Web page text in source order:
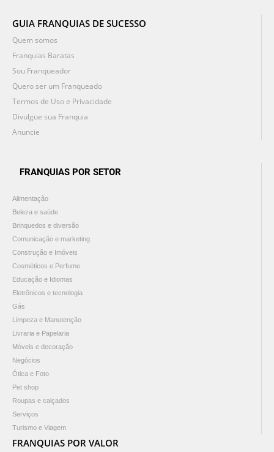
GUIA FRANQUIAS DE SUCESSO
Quem somos
Franquias Baratas
Sou Franqueador
Quero ser um Franqueado
Termos de Uso e Privacidade
Divulgue sua Franquia
Anuncie
FRANQUIAS POR SETOR
Alimentação
Beleza e saúde
Brinquedos e diversão
Comunicação e marketing
Construção e Imóveis
Cosméticos e Perfume
Educação e Idiomas
Eletrônicos e tecnologia
Gás
Limpeza e Manutenção
Livraria e Papelaria
Móveis e decoração
Negócios
Ótica e Foto
Pet shop
Roupas e calçados
Serviços
Turismo e Viagem
FRANQUIAS POR VALOR